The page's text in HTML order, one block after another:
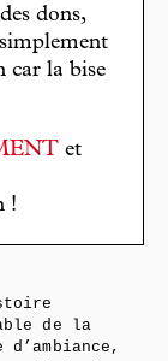
dons,
car la bise
et
!
de la
d’ambiance,